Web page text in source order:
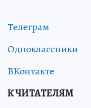
Телеграм
Одноклассники
ВКонтакте
К ЧИТАТЕЛЯМ